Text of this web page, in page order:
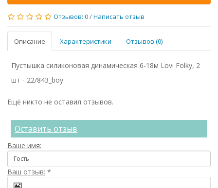
Отзывов: 0/Написать отзыв
Описание Характеристики Отзывов (0)
Пустышка силиконовая динамическая 6-18м Lovi Folky, 2
шт - 22/843_boy
Ещё никто не оставил отзывов.
Оставить отзыв
Ваше имя:
Ваш отзыв: *
